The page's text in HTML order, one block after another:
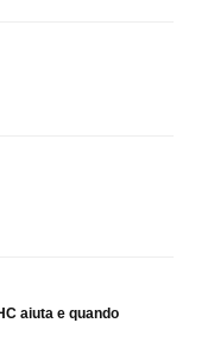
aiuta e quando